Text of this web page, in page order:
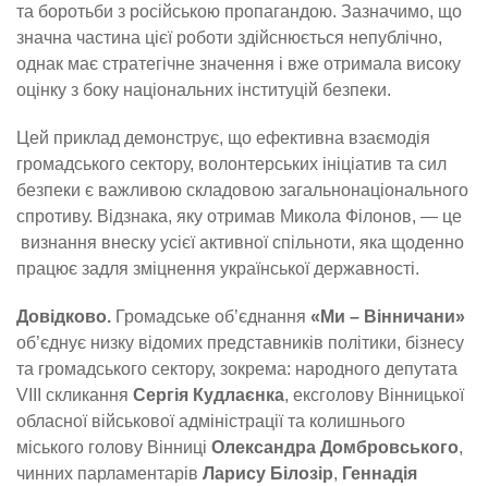
та боротьби з російською пропагандою. Зазначимо, що
значна частина цієї роботи здійснюється непублічно,
однак має стратегічне значення і вже отримала високу
оцінку з боку національних інституцій безпеки.
Цей приклад демонструє, що ефективна взаємодія
громадського сектору, волонтерських ініціатив та сил
безпеки є важливою складовою загальнонаціонального
спротиву. Відзнака, яку отримав Микола Філонов, — це
визнання внеску усієї активної спільноти, яка щоденно
працює задля зміцнення української державності.
Довідково. Громадське об’єднання «Ми – Вінничани»
об’єднує низку відомих представників політики, бізнесу
та громадського сектору, зокрема: народного депутата
VIII скликання Сергія Кудлаєнка, ексголову Вінницької
обласної військової адміністрації та колишнього
міського голову Вінниці Олександра Домбровського,
чинних парламентарів Ларису Білозір, Геннадія